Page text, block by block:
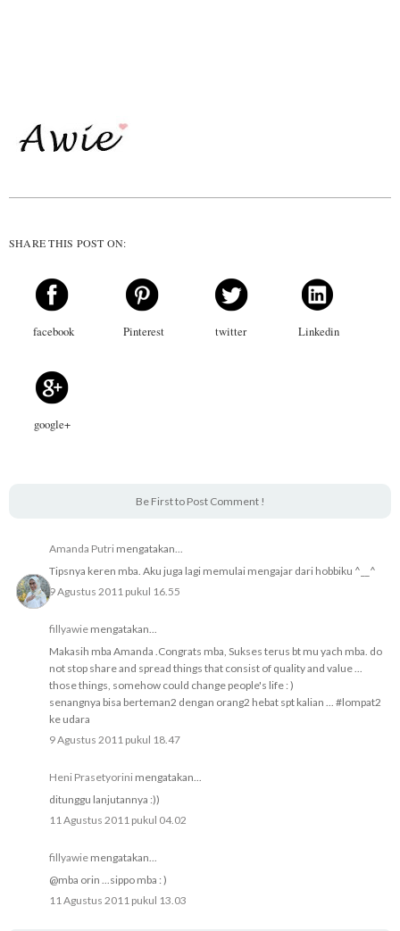
SHARE THIS POST ON:
facebook Pinterest twitter Linkedin
google+
Be First to Post Comment !
Amanda Putri mengatakan...
Tipsnya keren mba. Aku juga lagi memulai mengajar dari hobbiku ^__^
9 Agustus 2011 pukul 16.55
fillyawie mengatakan...
Makasih mba Amanda .Congrats mba, Sukses terus bt mu yach mba. do
not stop share and spread things that consist of quality and value ...
those things, somehow could change people's life : )
senangnya bisa berteman2 dengan orang2 hebat spt kalian ... #lompat2
ke udara
9 Agustus 2011 pukul 18.47
Heni Prasetyorini mengatakan...
ditunggu lanjutannya :))
11 Agustus 2011 pukul 04.02
fillyawie mengatakan...
@mba orin ...sippo mba : )
11 Agustus 2011 pukul 13.03